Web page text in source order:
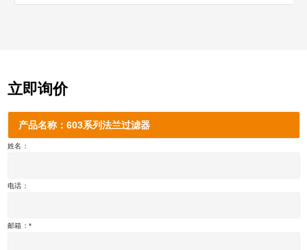
立即询价
产品名称：603系列法兰过滤器
姓名：
电话：
邮箱：